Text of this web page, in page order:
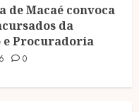
de Macaé convoca
da
e Procuradoria
0